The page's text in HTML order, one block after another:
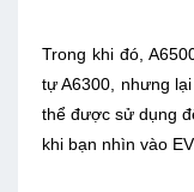
Trong khi đó,
tự A6300, nhưng
thể được sử dụng
khi bạn nhìn vào